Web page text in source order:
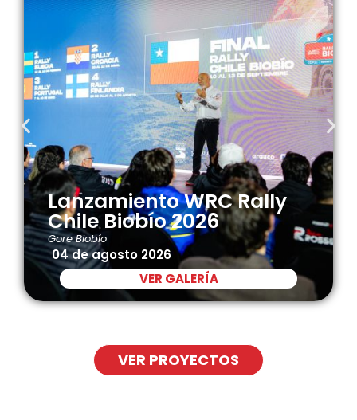
Lanzamiento WRC Rally
Chile Biobío 2026
Gore Biobío
04 de agosto 2026
VER GALERÍA
VER PROYECTOS